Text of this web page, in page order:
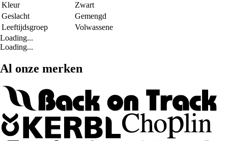
Kleur
Zwart
Geslacht
Gemengd
Leeftijdsgroep
Volwassene
Loading...
Loading...
Al onze merken